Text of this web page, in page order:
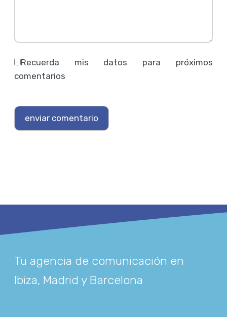
Recuerda mis datos para próximos
comentarios
Tu agencia de comunicación en
Ibiza, Madrid y Barcelona